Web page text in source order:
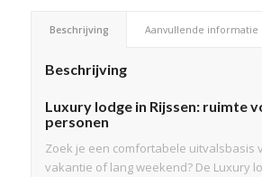
Beschrijving Aanvullende informatie
Beschrijving
Luxury lodge in Rijssen: ruimte
personen
Zoek je een comfortabele uitvalsbasis
vakantie of lang weekend? De Luxury